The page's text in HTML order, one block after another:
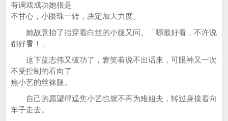
有调戏成功她很是
不甘心，小眼珠一转，决定加大力度。
她故意抬了抬穿着白丝的小腿又问。「哪最好看，不许说
都好看！」
这下蓝志伟又破功了，窘笑着说不出话来，可眼神又一次
不受控制的看向了
焦小艺的丝袜腿。
自己的愿望得逞焦小艺也就不再为难姐夫，转过身接着向
车子走去。